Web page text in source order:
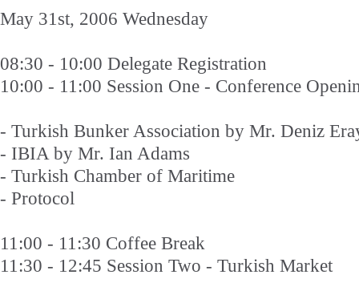
May 31st, 2006 Wednesday
08:30 - 10:00 Delegate Registration
10:00 - 11:00 Session One - Conference
- Turkish Bunker Association by Mr. Deniz
- IBIA by Mr. Ian Adams
- Turkish Chamber of Maritime
- Protocol
11:00 - 11:30 Coffee Break
11:30 - 12:45 Session Two - Turkish Market